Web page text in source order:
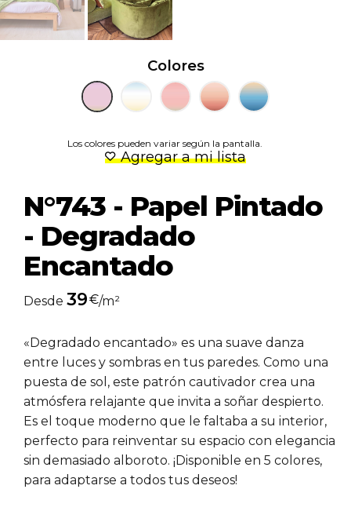
Colores
Los colores pueden variar según la pantalla.
Agregar a mi lista
N°743 - Papel Pintado
- Degradado
Encantado
Desde 39€/m²
«Degradado encantado» es una suave danza
entre luces y sombras en tus paredes. Como una
puesta de sol, este patrón cautivador crea una
atmósfera relajante que invita a soñar despierto.
Es el toque moderno que le faltaba a su interior,
perfecto para reinventar su espacio con elegancia
sin demasiado alboroto. ¡Disponible en 5 colores,
para adaptarse a todos tus deseos!